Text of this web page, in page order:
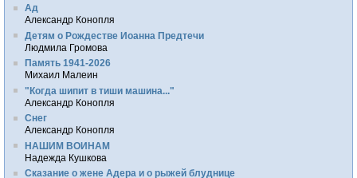
Ад
Александр Конопля
Детям о Рождестве Иоанна Предтечи
Людмила Громова
Память 1941-2026
Михаил Малеин
"Когда шипит в тиши машина..."
Александр Конопля
Снег
Александр Конопля
НАШИМ ВОИНАМ
Надежда Кушкова
Сказание о жене Адера и о рыжей блуднице